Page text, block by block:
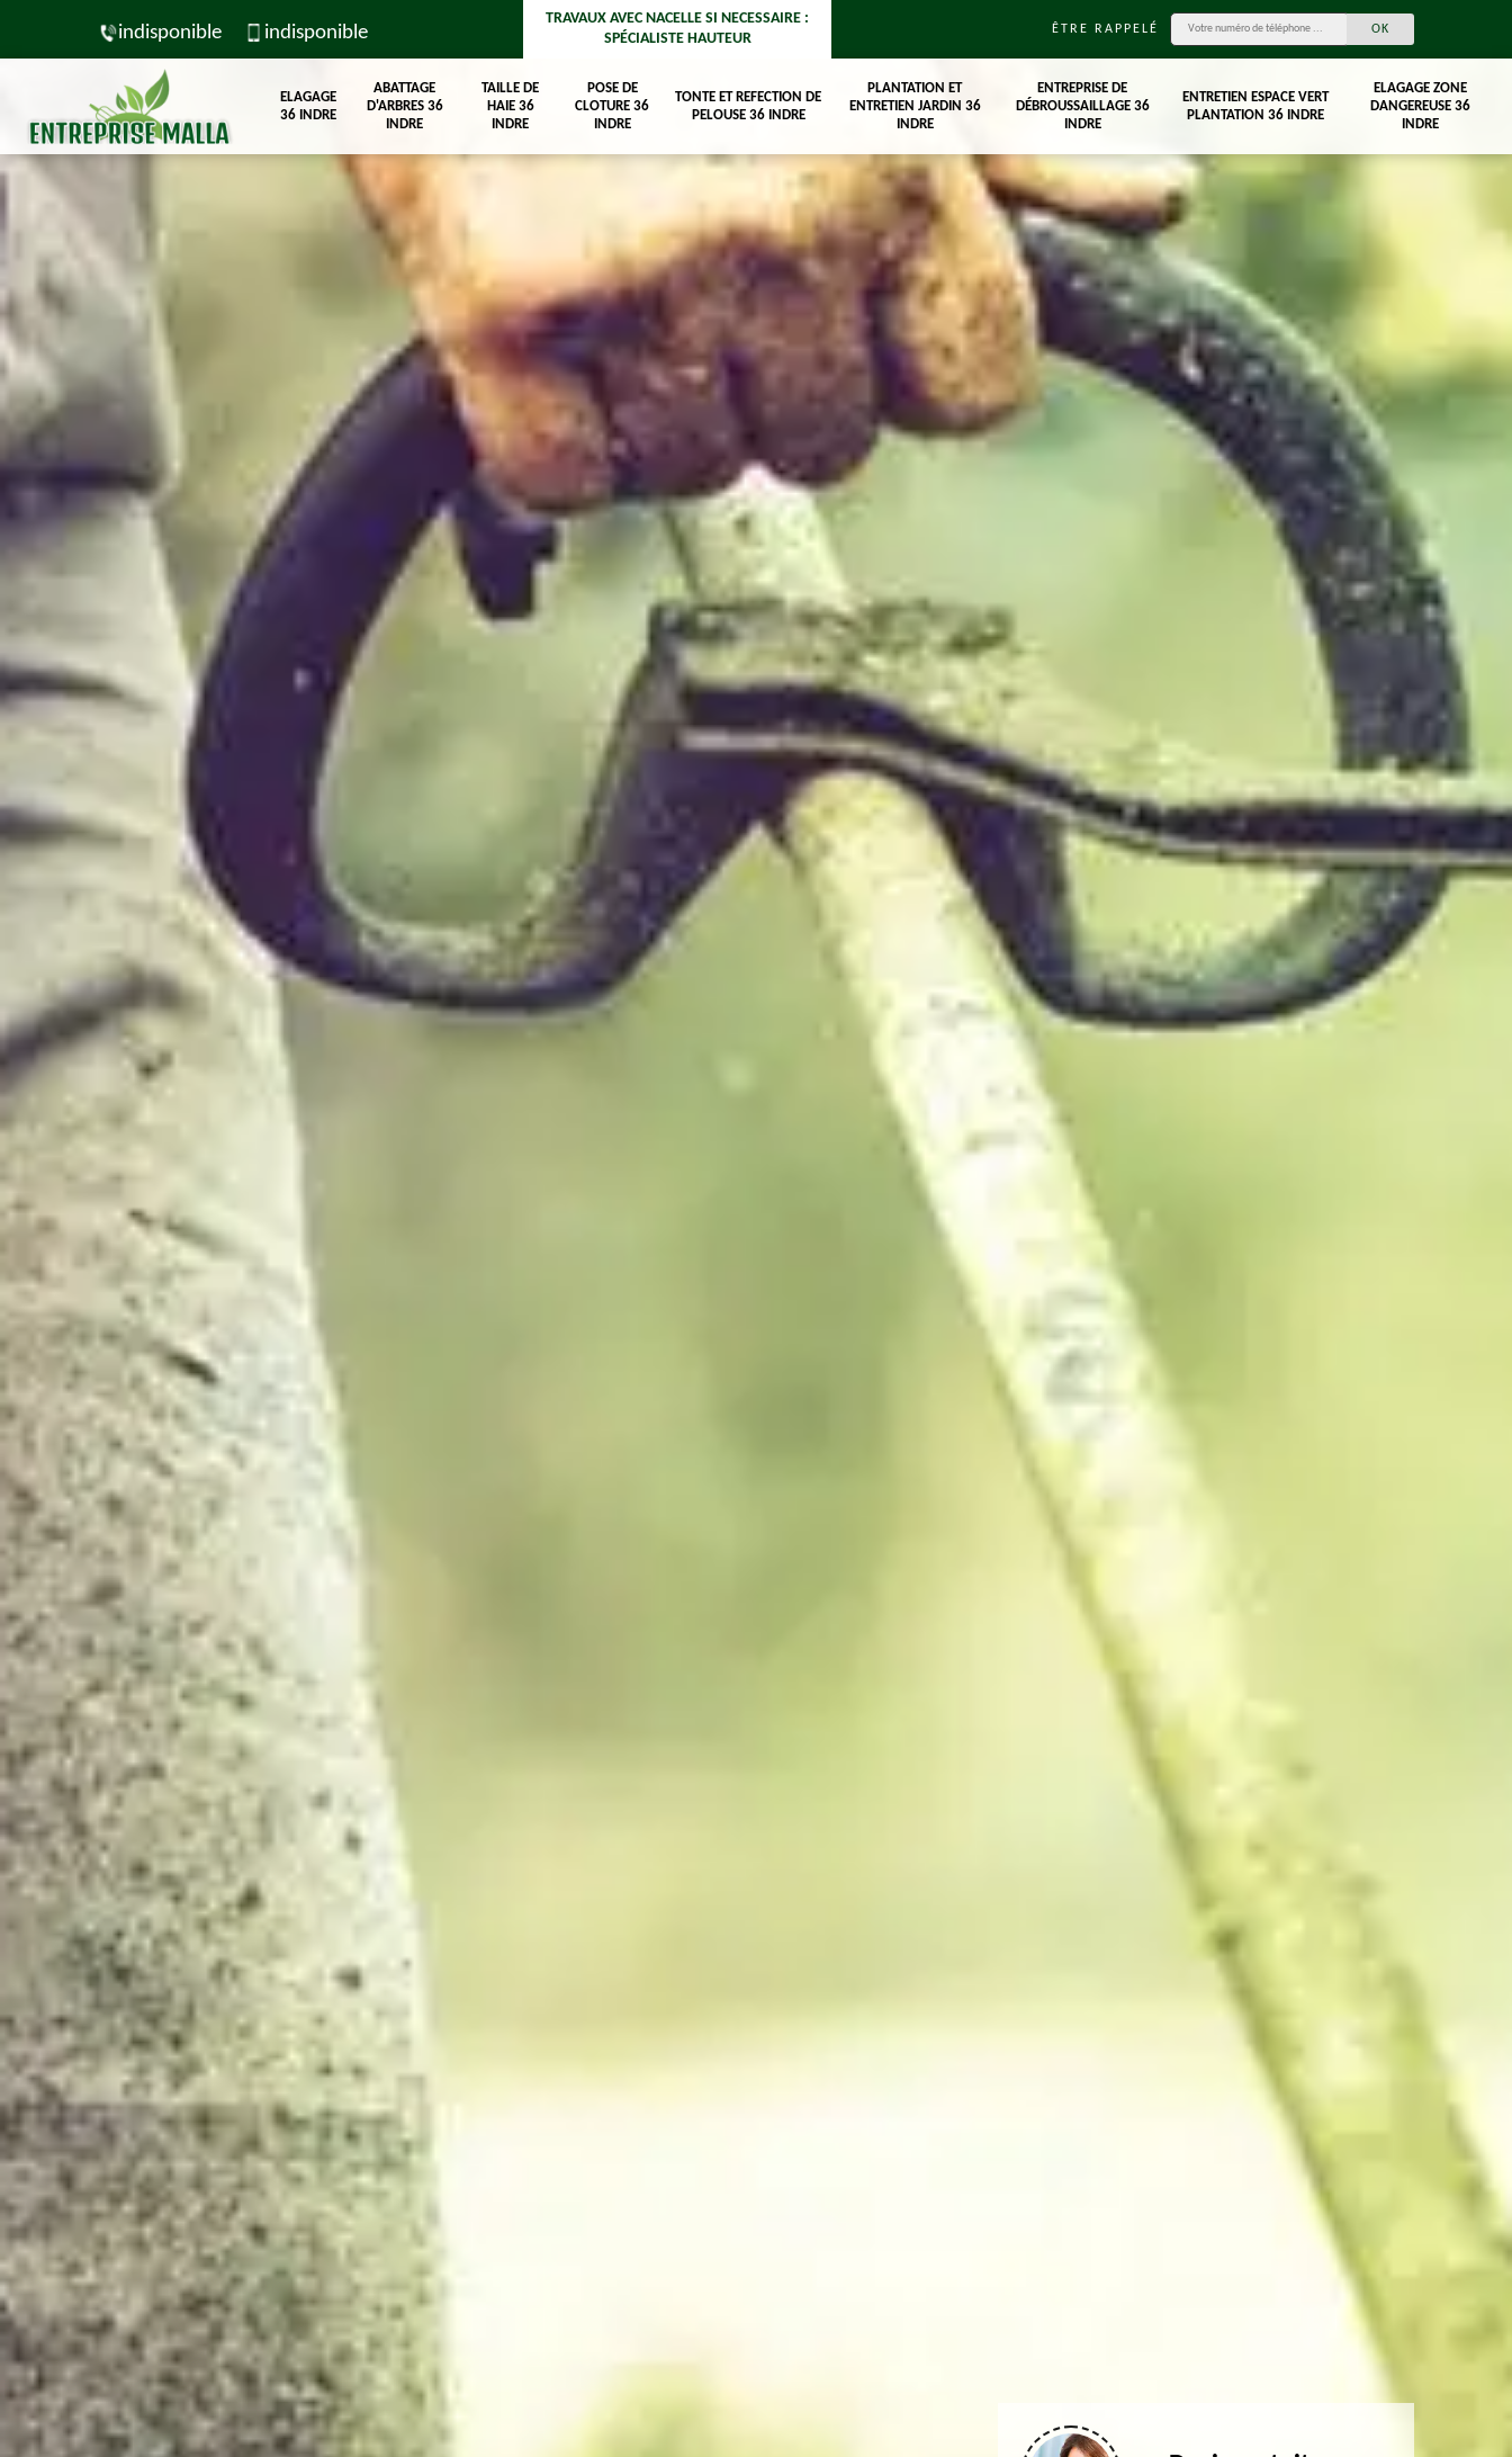
indisponible indisponible
TRAVAUX AVEC NACELLE SI NECESSAIRE :
SPÉCIALISTE HAUTEUR
ÊTRE RAPPELÉ
ELAGAGE
36 INDRE
ABATTAGE
D'ARBRES 36
INDRE
TAILLE DE
HAIE 36
INDRE
POSE DE
CLOTURE 36
INDRE
TONTE ET REFECTION DE
PELOUSE 36 INDRE
PLANTATION ET
ENTRETIEN JARDIN 36
INDRE
ENTREPRISE DE
DÉBROUSSAILLAGE 36
INDRE
ENTRETIEN ESPACE VERT
PLANTATION 36 INDRE
ELAGAGE ZONE
DANGEREUSE 36
INDRE